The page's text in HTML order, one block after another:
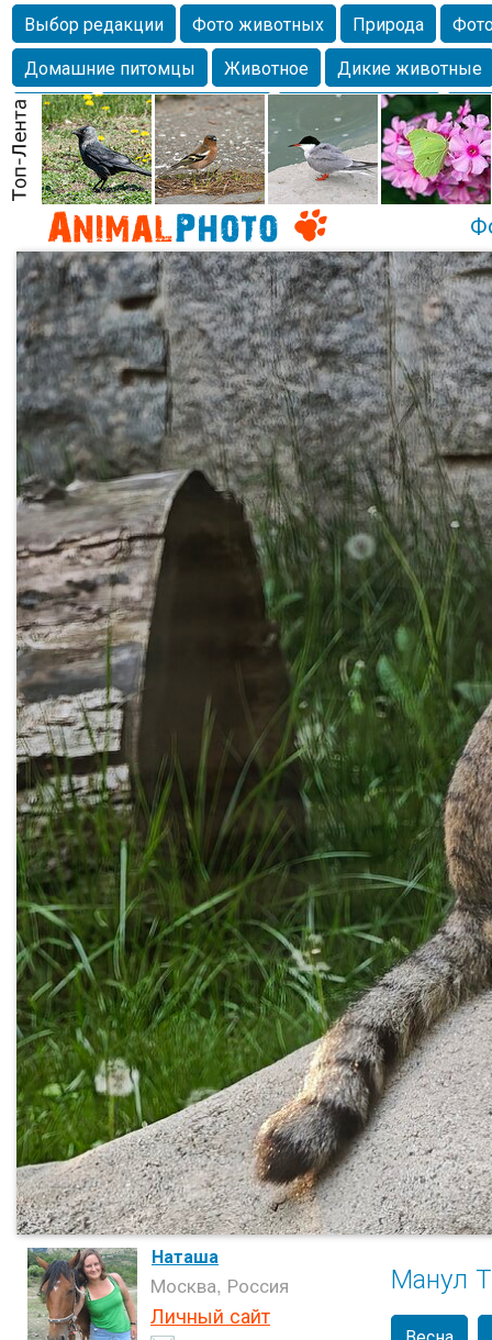
Выбор редакции Фото животных Природа
Домашние питомцы
Животное
Дикие животные
Собаки
Alexanderandronik Млекопитающие
Морда
Собачка Осень Портрет
Домашние
Насекомое
Коты Lebert Дикие птицы Утка
Наташа
Москва, Россия
Личный сайт
Манул